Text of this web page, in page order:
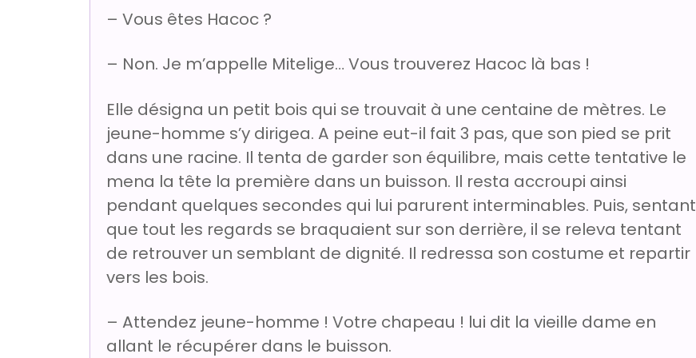
– Vous êtes Hacoc ?
– Non. Je m’appelle Mitelige… Vous trouverez Hacoc là bas !
Elle désigna un petit bois qui se trouvait à une centaine de mètres. Le
jeune-homme s’y dirigea. A peine eut-il fait 3 pas, que son pied se prit
dans une racine. Il tenta de garder son équilibre, mais cette tentative le
mena la tête la première dans un buisson. Il resta accroupi ainsi
pendant quelques secondes qui lui parurent interminables. Puis, sentant
que tout les regards se braquaient sur son derrière, il se releva tentant
de retrouver un semblant de dignité. Il redressa son costume et repartir
vers les bois.
– Attendez jeune-homme ! Votre chapeau ! lui dit la vieille dame en
allant le récupérer dans le buisson.